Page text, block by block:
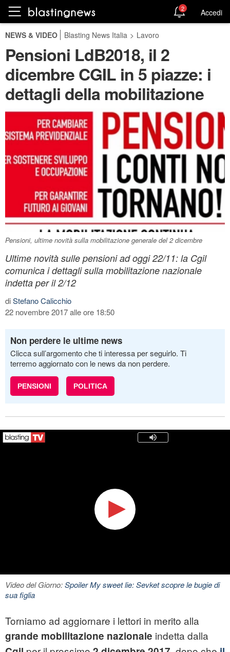
2 Accedi
NEWS & VIDEO Blasting News Italia > Lavoro
Pensioni LdB2018, il 2
dicembre CGIL in 5 piazze: i
dettagli della mobilitazione
Pensioni, ultime novità sulla mobilitazione generale del 2 dicembre
Ultime novità sulle pensioni ad oggi 22/11: la Cgil
comunica i dettagli sulla mobilitazione nazionale
indetta per il 2/12
diStefano Calicchio
22 novembre 2017 alle ore 18:50
Non perdere le ultime news
Clicca sull’argomento che ti interessa per seguirlo. Ti
terremo aggiornato con le news da non perdere.
PENSIONI POLITICA
Video del Giorno:Spoiler My sweet lie: Sevket scopre le bugie di
sua figlia
Torniamo ad aggiornare i lettori in merito alla
grande mobilitazione nazionale indetta dalla